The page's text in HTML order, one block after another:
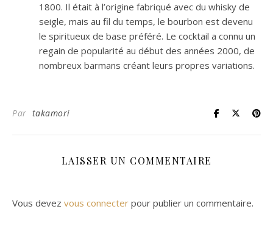
1800. Il était à l’origine fabriqué avec du whisky de
seigle, mais au fil du temps, le bourbon est devenu
le spiritueux de base préféré. Le cocktail a connu un
regain de popularité au début des années 2000, de
nombreux barmans créant leurs propres variations.
Par takamori
LAISSER UN COMMENTAIRE
Vous devez vous connecter pour publier un commentaire.